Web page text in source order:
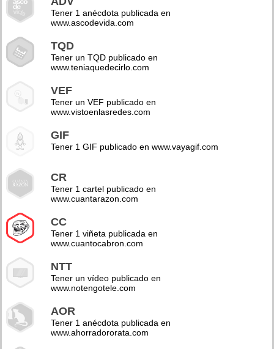
Tener 1 anécdota publicada en
www.ascodevida.com
TQD
Tener un TQD publicado en
www.teniaquedecirlo.com
VEF
Tener un VEF publicado en
www.vistoenlasredes.com
GIF
Tener 1 GIF publicado en www.vayagif.com
CR
Tener 1 cartel publicado en
www.cuantarazon.com
CC
Tener 1 viñeta publicada en
www.cuantocabron.com
NTT
Tener un vídeo publicado en
www.notengotele.com
AOR
Tener 1 anécdota publicada en
www.ahorradororata.com